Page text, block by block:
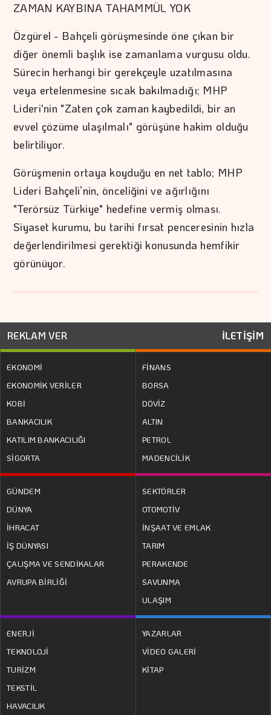
ZAMAN KAYBINA TAHAMMÜL YOK
Özgürel - Bahçeli görüşmesinde öne çıkan bir
diğer önemli başlık ise zamanlama vurgusu oldu.
Sürecin herhangi bir gerekçeyle uzatılmasına
veya ertelenmesine sıcak bakılmadığı; MHP
Lideri'nin "Zaten çok zaman kaybedildi, bir an
evvel çözüme ulaşılmalı" görüşüne hakim olduğu
belirtiliyor.
Görüşmenin ortaya koyduğu en net tablo; MHP
Lideri Bahçeli’nin, önceliğini ve ağırlığını
"Terörsüz Türkiye" hedefine vermiş olması.
Siyaset kurumu, bu tarihi fırsat penceresinin hızla
değerlendirilmesi gerektiği konusunda hemfikir
görünüyor.
REKLAM VER İLETİŞİM
EKONOMİ
EKONOMİK VERİLER
KOBİ
BANKACILIK
KATILIM BANKACILIĞI
SİGORTA
FİNANS
BORSA
DÖVİZ
ALTIN
PETROL
MADENCİLİK
GÜNDEM
DÜNYA
İHRACAT
İŞ DÜNYASI
ÇALIŞMA VE SENDİKALAR
AVRUPA BİRLİĞİ
SEKTÖRLER
OTOMOTİV
İNŞAAT VE EMLAK
TARIM
PERAKENDE
SAVUNMA
ULAŞIM
ENERJİ
TEKNOLOJİ
TURİZM
TEKSTİL
HAVACILIK
YAZARLAR
VİDEO GALERİ
KİTAP